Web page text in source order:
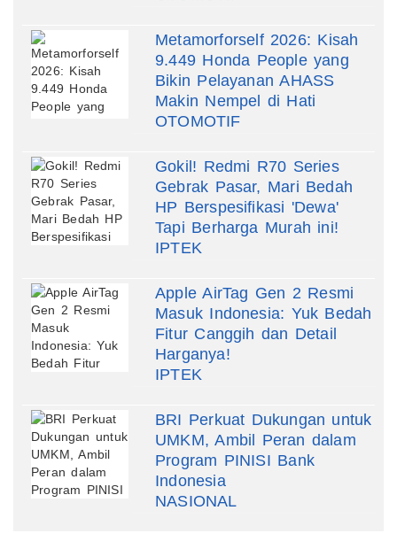
Metamorforself 2026: Kisah
9.449 Honda People yang
Bikin Pelayanan AHASS
Makin Nempel di Hati
OTOMOTIF
Gokil! Redmi R70 Series
Gebrak Pasar, Mari Bedah
HP Berspesifikasi 'Dewa'
Tapi Berharga Murah ini!
IPTEK
Apple AirTag Gen 2 Resmi
Masuk Indonesia: Yuk Bedah
Fitur Canggih dan Detail
Harganya!
IPTEK
BRI Perkuat Dukungan untuk
UMKM, Ambil Peran dalam
Program PINISI Bank
Indonesia
NASIONAL